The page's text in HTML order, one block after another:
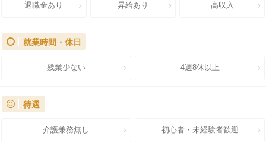
退職金あり 昇給あり 高収入
就業時間・休日
残業少ない 4週8休以上
待遇
介護兼務無し 初心者・未経験者歓迎